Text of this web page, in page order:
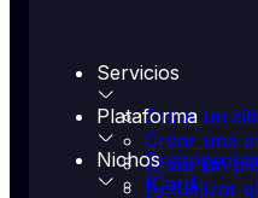
Servicios
Crear un
Crear una
Crear un
Actualizar
Plataforma
fCard
Nichos